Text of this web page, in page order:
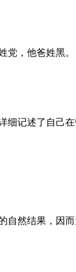
党，他爸姓黑。
记述了自
然结果，因